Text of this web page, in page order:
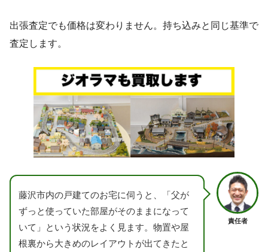
出張査定でも価格は変わりません。持ち込みと同じ基準で
査定します。
責任者
藤沢市内の戸建てのお宅に伺うと、「父が
ずっと使っていた部屋がそのままになって
いて」という状況をよく見ます。物置や屋
根裏から大きめのレイアウトが出てきたと